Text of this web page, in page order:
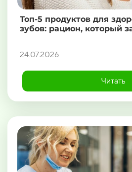
Топ-5 продуктов для
зубов: рацион, который
24.07.2026
Читать